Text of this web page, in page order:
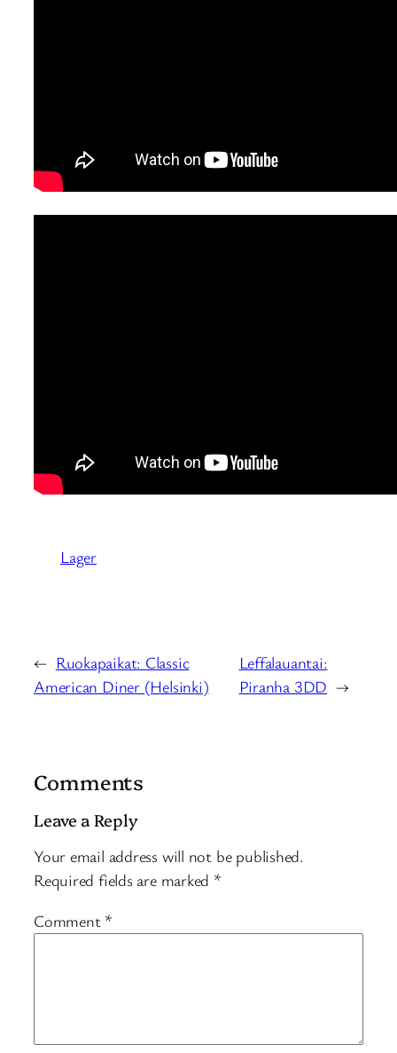
Lager
← Ruokapaikat: Classic
American Diner (Helsinki)
Leffalauantai:
Piranha 3DD →
Comments
Leave a Reply
Your email address will not be published.
Required fields are marked *
Comment *